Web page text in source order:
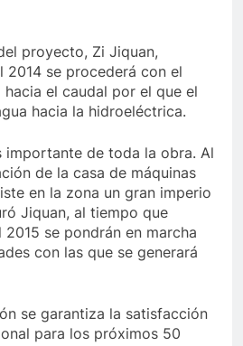
proyecto, Zi Jiquan,
2014 se procederá con el
el caudal por el que el
hacia la hidroeléctrica.
importante de toda la obra. Al
de la casa de máquinas
en la zona un gran imperio
Jiquan, al tiempo que
se pondrán en marcha
con las que se generará
se garantiza la satisfacción
para los próximos 50